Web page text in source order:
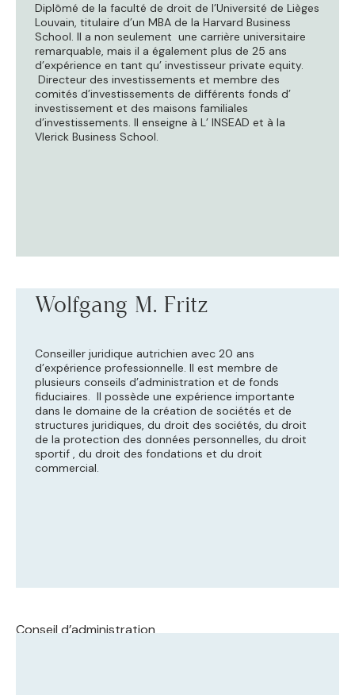
Diplômé de la faculté de droit de l’Université de Lièges
Louvain, titulaire d’un MBA de la Harvard Business
School. Il a non seulement une carrière universitaire
remarquable, mais il a également plus de 25 ans
d’expérience en tant qu’ investisseur private equity.
Directeur des investissements et membre des
comités d’investissements de différents fonds d’
investissement et des maisons familiales
d’investissements. Il enseigne à L’ INSEAD et à la
Vlerick Business School.
Wolfgang M. Fritz
Conseiller juridique autrichien avec 20 ans
d’expérience professionnelle. Il est membre de
plusieurs conseils d’administration et de fonds
fiduciaires. Il possède une expérience importante
dans le domaine de la création de sociétés et de
structures juridiques, du droit des sociétés, du droit
de la protection des données personnelles, du droit
sportif , du droit des fondations et du droit
commercial.
Conseil d’administration